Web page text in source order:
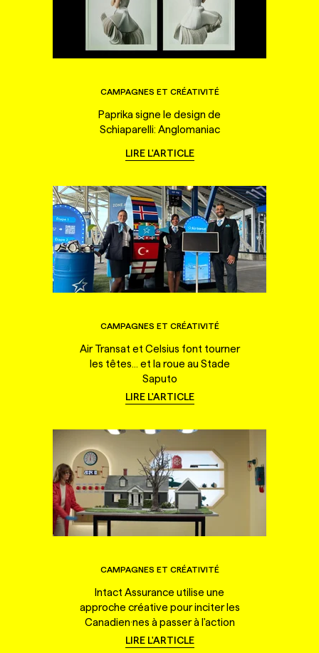
CAMPAGNES ET CRÉATIVITÉ
Paprika signe le design de
Schiaparelli: Anglomaniac
LIRE L'ARTICLE
CAMPAGNES ET CRÉATIVITÉ
Air Transat et Celsius font tourner
les têtes... et la roue au Stade
Saputo
LIRE L'ARTICLE
CAMPAGNES ET CRÉATIVITÉ
Intact Assurance utilise une
approche créative pour inciter les
Canadien·nes à passer à l'action
LIRE L'ARTICLE